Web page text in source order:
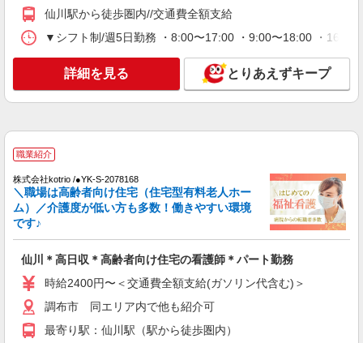
キープ
職業紹介
株式会社kotrio /●YK-S-2078198
看護師さんのサポート担当＊未経験OK！きれ
いな病院で介助など＊
ン代含む)＞
キープ 詳細を見る
派遣社員
株式会社kotrio /●SW-H2-2100332
調布駅｜家庭と両立できる＊デイサービス看護
時給2400円〜3000円 ＜日払い有/週払い有/交
通費全支給(ガソリン代含む)＞
調布市（調布駅）
仙川駅から徒歩圏内//交通費全額支給
▼シフト制/週5日勤務 ・8:00〜17:00 ・9:00〜18:00 ・
詳細を見る とりあえずキープ
職業紹介
株式会社kotrio /●YK-S-2078168
＼職場は高齢者向け住宅（住宅型有料老人ホー
ム）／介護度が低い方も多数！働きやすい環境
です♪
仙川＊高日収＊高齢者向け住宅の看護師＊パート勤務
時給2400円〜＜交通費全額支給(ガソリン代含む)＞
調布市 同エリア内で他も紹介可
最寄り駅：仙川駅（駅から徒歩圏内）